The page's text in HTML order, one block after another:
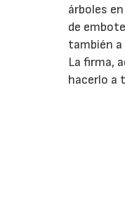
árboles
de
también
La firma,
hacerlo a